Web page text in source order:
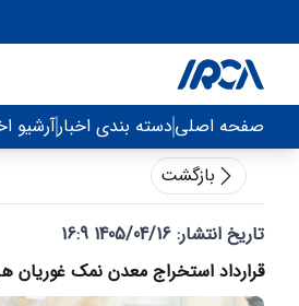
صفحه اصلیدسته بندی اخبارآرشیو
بازگشت
تاریخ انتشار: 1405/04/16 16:9
قرارداد استخراج معدن نمک غوریان هرات به ارزش بیش